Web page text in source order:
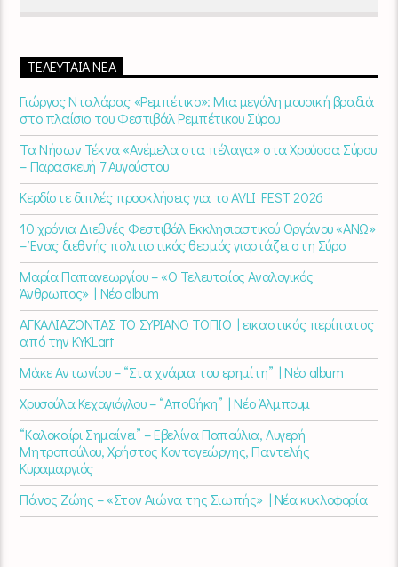
ΤΕΛΕΥΤΑΊΑ ΝΈΑ
Γιώργος Νταλάρας «Ρεμπέτικο»: Μια μεγάλη μουσική βραδιά
στο πλαίσιο του Φεστιβάλ Ρεμπέτικου Σύρου
Τα Νήσων Τέκνα «Ανέμελα στα πέλαγα» στα Χρούσσα Σύρου
– Παρασκευή 7 Αυγούστου
Κερδίστε διπλές προσκλήσεις για το AVLI FEST 2026
10 χρόνια Διεθνές Φεστιβάλ Εκκλησιαστικού Οργάνου «ΑΝΩ»
– Ένας διεθνής πολιτιστικός θεσμός γιορτάζει στη Σύρο​
Μαρία Παπαγεωργίου – «Ο Τελευταίος Αναλογικός
Άνθρωπος» | Νέο album
ΑΓΚΑΛΙΑΖΟΝΤΑΣ ΤΟ ΣΥΡΙΑΝΟ ΤΟΠΙΟ | εικαστικός περίπατος
από την KYKLart
Μάκε Αντωνίου – “Στα χνάρια του ερημίτη” | Νέο album
Χρυσούλα Κεχαγιόγλου – “Αποθήκη” | Νέο Άλμπουμ
“Καλοκαίρι Σημαίνει” – Εβελίνα Παπούλια, Λυγερή
Μητροπούλου, Χρήστος Κοντογεώργης, Παντελής
Κυραμαργιός
Πάνος Ζώης – «Στον Αιώνα της Σιωπής» | Νέα κυκλοφορία